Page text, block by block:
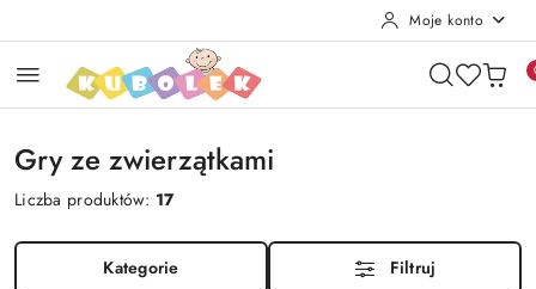
Moje konto
Gry ze zwierzątkami
Liczba produktów: 17
Kategorie Filtruj